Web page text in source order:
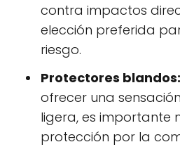
contra impactos
elección preferida
riesgo.
Protectores blandos:
ofrecer una
ligera, es importante
protección por la